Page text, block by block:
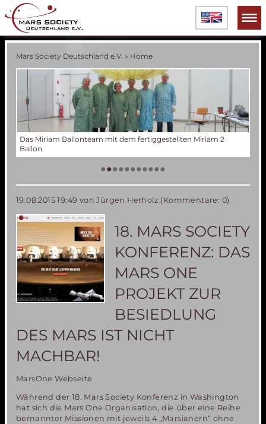
Mars Society Deutschland e.V. » Home
Verschiedene Phasen der Miriam 2 Ballonentwicklung
•••••••••••
19.08.2015 19:49 von Jürgen Herholz (Kommentare: 0)
18. MARS SOCIETY
KONFERENZ: DAS
MARS ONE
PROJEKT ZUR
BESIEDLUNG
DES MARS IST NICHT
MACHBAR!
MarsOne Webseite
Während der 18. Mars Society Konferenz in Washington
hat sich die Mars One Organisation, die über eine Reihe
bemannter Missionen mit jeweils 4 „Marsianern“ ohne